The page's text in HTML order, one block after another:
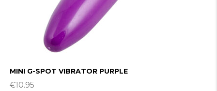
MINI G-SPOT VIBRATOR PURPLE
€10.95